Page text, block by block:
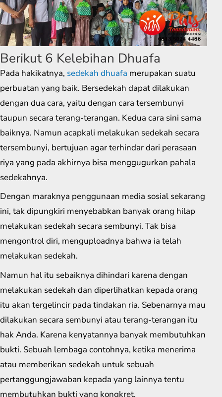
Berikut 6 Kelebihan Dhuafa
Pada hakikatnya, sedekah dhuafa merupakan suatu
perbuatan yang baik. Bersedekah dapat dilakukan
dengan dua cara, yaitu dengan cara tersembunyi
taupun secara terang-terangan. Kedua cara sini sama
baiknya. Namun acapkali melakukan sedekah secara
tersembunyi, bertujuan agar terhindar dari perasaan
riya yang pada akhirnya bisa menggugurkan pahala
sedekahnya.
Dengan maraknya penggunaan media sosial sekarang
ini, tak dipungkiri menyebabkan banyak orang hilap
melakukan sedekah secara sembunyi. Tak bisa
mengontrol diri, menguploadnya bahwa ia telah
melakukan sedekah.
Namun hal itu sebaiknya dihindari karena dengan
melakukan sedekah dan diperlihatkan kepada orang
itu akan tergelincir pada tindakan ria. Sebenarnya mau
dilakukan secara sembunyi atau terang-terangan itu
hak Anda. Karena kenyatannya banyak membutuhkan
bukti. Sebuah lembaga contohnya, ketika menerima
atau memberikan sedekah untuk sebuah
pertanggungjawaban kepada yang lainnya tentu
membutuhkan bukti yang kongkret.